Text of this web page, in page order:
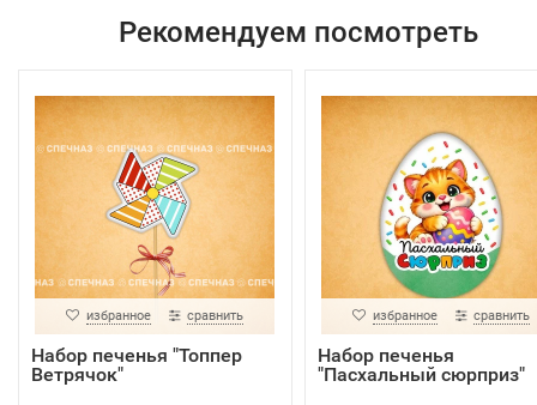
Рекомендуем посмотреть
избранное сравнить
Набор печенья "Топпер
Ветрячок"
избранное сравнить
Набор печенья
"Пасхальный сюрприз"